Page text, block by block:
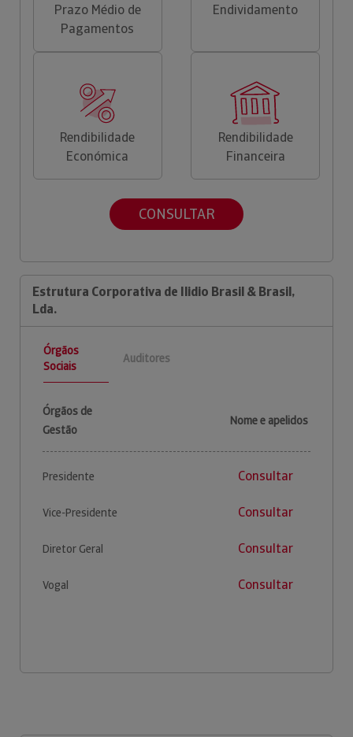
Prazo Médio de
Pagamentos
Endividamento
Rendibilidade
Económica
Rendibilidade
Financeira
CONSULTAR
Estrutura Corporativa de Ilidio Brasil & Brasil,
Lda.
Órgãos
Sociais
Auditores
Órgãos de
Gestão
Nome e apelidos
Presidente Consultar
Vice-Presidente Consultar
Diretor Geral Consultar
Vogal Consultar